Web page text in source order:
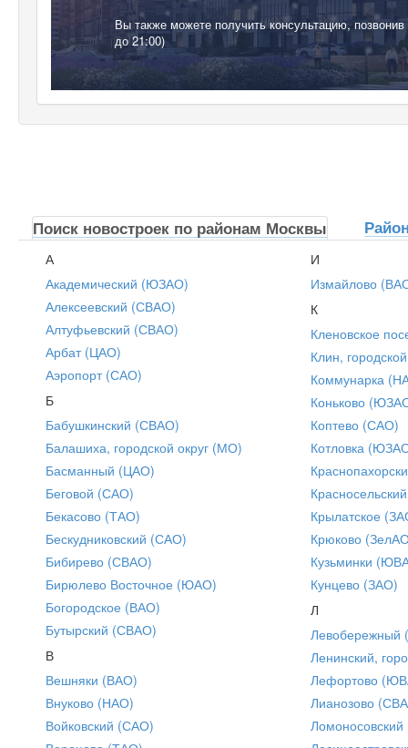
Вы также можете получить консультацию,
до 21:00)
Поиск новостроек по районам Москвы
А
Академический (ЮЗАО)
Алексеевский (СВАО)
Алтуфьевский (СВАО)
Арбат (ЦАО)
Аэропорт (САО)
Б
Бабушкинский (СВАО)
Балашиха, городской округ (МО)
Басманный (ЦАО)
Беговой (САО)
Бекасово (ТАО)
Бескудниковский (САО)
Бибирево (СВАО)
Бирюлево Восточное (ЮАО)
Богородское (ВАО)
Бутырский (СВАО)
В
Вешняки (ВАО)
Внуково (НАО)
Войковский (САО)
И
Измайлово
К
Кленовское
Клин,
Коммунарка
Коньково
Коптево (САО)
Котловка
Крылатское
Крюково
Кузьминки
Кунцево (ЗАО)
Л
Ленинский,
Лефортово
Лианозово